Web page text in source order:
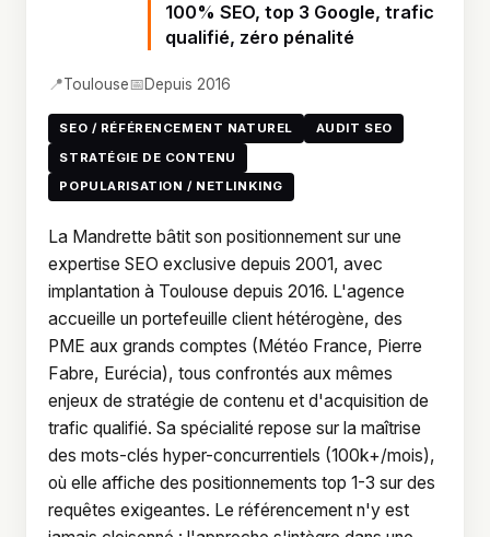
100% SEO, top 3 Google, trafic
qualifié, zéro pénalité
📍Toulouse📅Depuis 2016
SEO / RÉFÉRENCEMENT NATUREL
AUDIT SEO
STRATÉGIE DE CONTENU
POPULARISATION / NETLINKING
La Mandrette bâtit son positionnement sur une
expertise SEO exclusive depuis 2001, avec
implantation à Toulouse depuis 2016. L'agence
accueille un portefeuille client hétérogène, des
PME aux grands comptes (Météo France, Pierre
Fabre, Eurécia), tous confrontés aux mêmes
enjeux de stratégie de contenu et d'acquisition de
trafic qualifié. Sa spécialité repose sur la maîtrise
des mots-clés hyper-concurrentiels (100k+/mois),
où elle affiche des positionnements top 1-3 sur des
requêtes exigeantes. Le référencement n'y est